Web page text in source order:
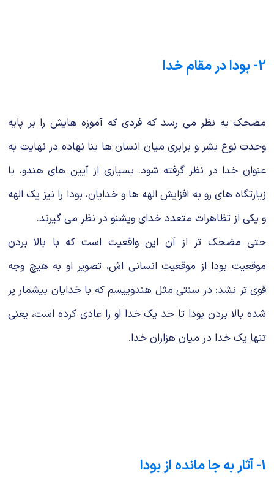
2- بودا در مقام خدا
مضحک به نظر می رسد که فردی که آموزه هایش را بر پایه
وحدت نوع بشر و برابری میان انسان ها بنا نهاده در نهایت به
عنوان خدا در نظر گرفته شود. بسیاری از آیین های هندو، با
زیارتگاه های رو به افزایش الهه ها و خدایان، بودا را نیز یک الهه
و یکی از تظاهرات متعدد خدای ویشنو در نظر می گیرند.
حتی مضحک تر از آن این واقعیت است که با بالا بردن
موقعیت بودا از موقعیت انسانی اش، تصویر او به هیچ وجه
قوی تر نشد: در سنتی مثل هندوییسم که با خدایان بیشمار پر
شده بالا بردن بودا تا حد یک خدا او را عادی کرده است، یعنی
تنها یک خدا در میان هزاران خدا.
1- آثار به جا مانده از بودا